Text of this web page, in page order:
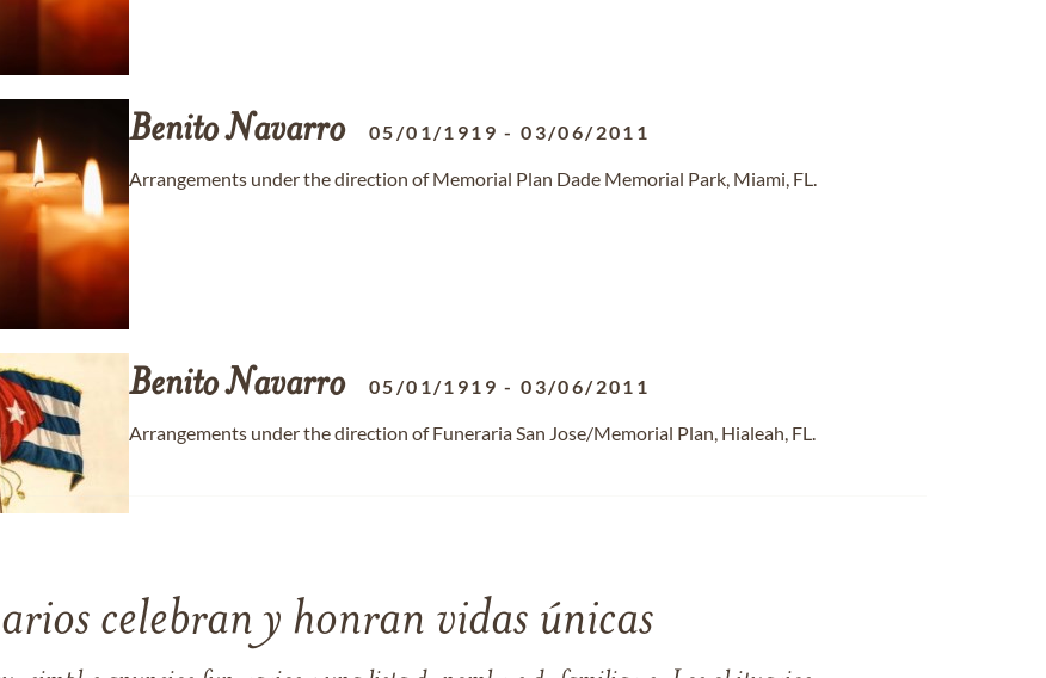
BenitoNavarro 05/01/1919 -03/06/2011
Arrangements under the direction of Memorial Plan Dade Memorial Park, Miami, FL.
BenitoNavarro 05/01/1919 -03/06/2011
Arrangements under the direction of Funeraria San Jose/Memorial Plan, Hialeah, FL.
celebran y honran vidas únicas